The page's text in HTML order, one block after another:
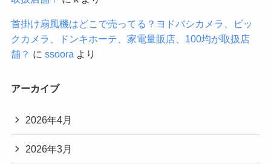
首掛け扇風機はどこで売ってる？ヨドバシカメラ、ビッ
クカメラ、ドンキホーテ、家電量販店、100均が取扱店
舗？ に ssoora より
アーカイブ
2026年4月
2026年3月